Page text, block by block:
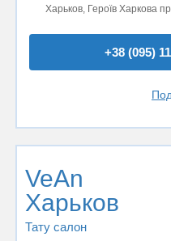
Харьков, Героїв Харкова
+38 (095)
VeAn
Харьков
Тату салон